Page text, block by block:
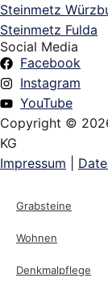
Steinmetz
Steinmetz Fulda
Social Media
Facebook
Instagram
YouTube
Copyright ©
KG
Impressum
Grabsteine
Wohnen
Denkmalpflege